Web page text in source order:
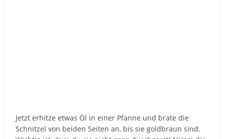
Jetzt erhitze etwas Öl in einer Pfanne und brate die
Schnitzel von beiden Seiten an, bis sie goldbraun sind.